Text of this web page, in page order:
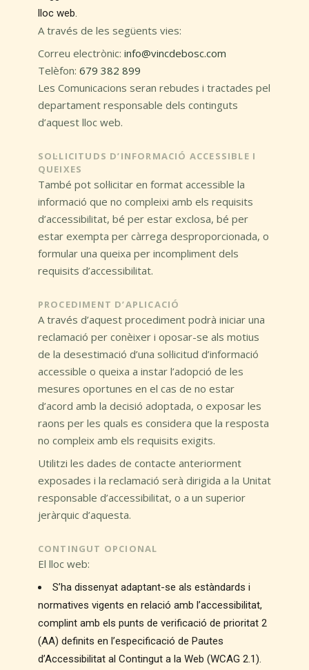
lloc web.
A través de les següents vies:
Correu electrònic: info@vincdebosc.com
Telèfon: 679 382 899
Les Comunicacions seran rebudes i tractades pel
departament responsable dels continguts
d’aquest lloc web.
SOL·LICITUDS D’INFORMACIÓ ACCESSIBLE I
QUEIXES
També pot sol·licitar en format accessible la
informació que no compleixi amb els requisits
d’accessibilitat, bé per estar exclosa, bé per
estar exempta per càrrega desproporcionada, o
formular una queixa per incompliment dels
requisits d’accessibilitat.
PROCEDIMENT D’APLICACIÓ
A través d’aquest procediment podrà iniciar una
reclamació per conèixer i oposar-se als motius
de la desestimació d’una sol·licitud d’informació
accessible o queixa a instar l’adopció de les
mesures oportunes en el cas de no estar
d’acord amb la decisió adoptada, o exposar les
raons per les quals es considera que la resposta
no compleix amb els requisits exigits.
Utilitzi les dades de contacte anteriorment
exposades i la reclamació serà dirigida a la Unitat
responsable d’accessibilitat, o a un superior
jeràrquic d’aquesta.
CONTINGUT OPCIONAL
El lloc web:
S’ha dissenyat adaptant-se als estàndards i
normatives vigents en relació amb l’accessibilitat,
complint amb els punts de verificació de prioritat 2
(AA) definits en l’especificació de Pautes
d’Accessibilitat al Contingut a la Web (WCAG 2.1).